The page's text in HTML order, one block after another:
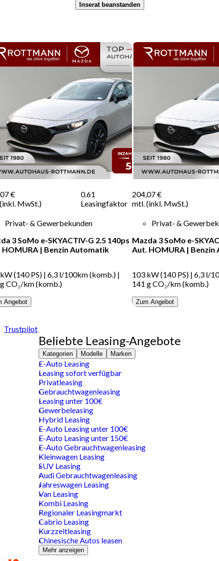
Inserat beanstanden
€
MwSt.)
0.61
Leasingfaktor
Privat- & Gewerbekunden
3 SoMo e-SKYACTIV-G 2.5 140ps
HOMURA | Benzin Automatik
(140 PS) | 6,3 l/100km (komb.) |
CO₂/km (komb.)
Angebot
204,07 €
mtl. (inkl. MwSt.)
Privat- &
Mazda 3 SoMo e-
Aut. HOMURA | Benzin
103 kW (140 PS) | 6,3 l/
141 g CO₂/km (komb.)
Zum Angebot
Trustpilot
Beliebte Leasing-Angebote
Kategorien Modelle Marken
E-Auto Leasing
Leasing sofort verfügbar
Privatleasing
Gebrauchtwagenleasing
Leasing unter 100€
Gewerbeleasing
Hybrid Leasing
E-Auto Leasing unter 100€
E-Auto Leasing unter 150€
E-Auto Gebrauchtwagenleasing
Kleinwagen Leasing
SUV Leasing
Audi Gebrauchtwagenleasing
Jahreswagen Leasing
Van Leasing
Kombi Leasing
Regionaler Leasingmarkt
Cabrio Leasing
Kurzzeitleasing
Chinesische Autos leasen
Mehr anzeigen